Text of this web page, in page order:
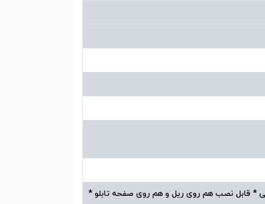
* قابل نصب هم روی ریل و هم روی صفحه تابلو *